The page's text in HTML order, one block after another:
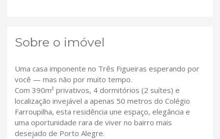
Sobre o imóvel
Uma casa imponente no Três Figueiras esperando por
você — mas não por muito tempo.
Com 390m² privativos, 4 dormitórios (2 suítes) e
localização invejável a apenas 50 metros do Colégio
Farroupilha, esta residência une espaço, elegância e
uma oportunidade rara de viver no bairro mais
desejado de Porto Alegre.